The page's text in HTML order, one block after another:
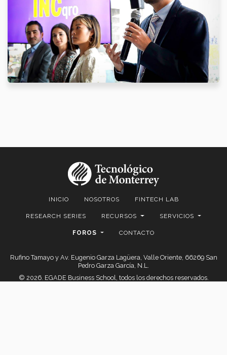
INICIO NOSOTROS FINTECH LAB
RESEARCH SERIES RECURSOS SERVICIOS
FOROS CONTACTO
Rufino Tamayo y Av. Eugenio Garza Lagüera, Valle Oriente, 66269 San
Pedro Garza García, N.L.
© 2026. EGADE Business School, todos los derechos reservados.